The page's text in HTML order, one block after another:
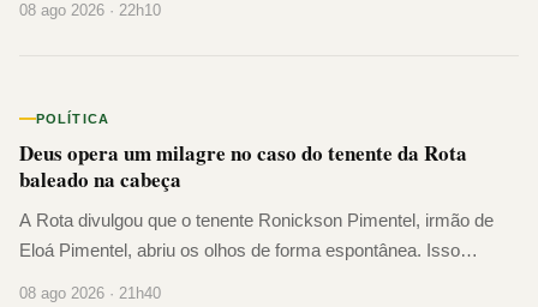
08 ago 2026 · 22h10
POLÍTICA
Deus opera um milagre no caso do tenente da Rota
baleado na cabeça
A Rota divulgou que o tenente Ronickson Pimentel, irmão de
Eloá Pimentel, abriu os olhos de forma espontânea. Isso
08 ago 2026 · 21h40